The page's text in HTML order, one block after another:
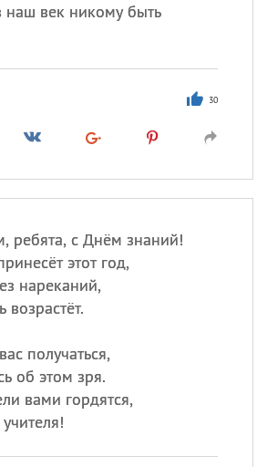
наш век никому быть
30
ребята, с Днём знаний!
этот год,
нареканий,
возрастёт.
получаться,
об этом зря.
вами гордятся,